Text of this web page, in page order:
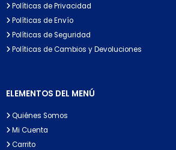
Políticas de Privacidad
Políticas de Envío
Políticas de Seguridad
Políticas de Cambios y Devoluciones
ELEMENTOS DEL MENÚ
Quiénes Somos
Mi Cuenta
Carrito